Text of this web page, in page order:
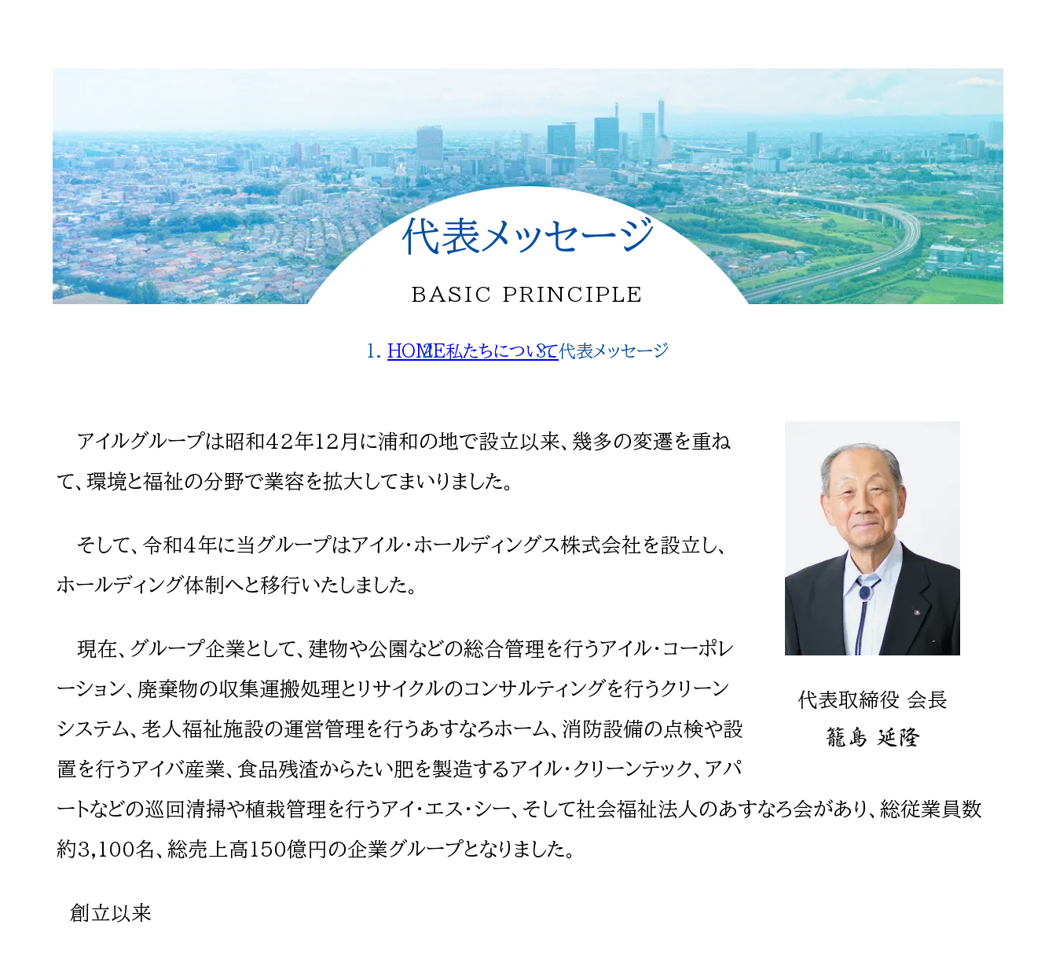
代表メッセージ
BASIC PRINCIPLE
HOME私たちについて代表メッセージ
代表取締役 会長
アイルグループは昭和42年12月に浦和の地で設立以来、幾多の変遷を重ね
て、環境と福祉の分野で業容を拡大してまいりました。
そして、令和4年に当グループはアイル・ホールディングス株式会社を設立し、
ホールディング体制へと移行いたしました。
現在、グループ企業として、建物や公園などの総合管理を行うアイル・コーポレ
ーション、廃棄物の収集運搬処理とリサイクルのコンサルティングを行うクリーン
システム、老人福祉施設の運営管理を行うあすなろホーム、消防設備の点検や設
置を行うアイバ産業、食品残渣からたい肥を製造するアイル・クリーンテック、アパ
ートなどの巡回清掃や植栽管理を行うアイ・エス・シー、そして社会福祉法人のあすなろ会があり、総従業員数
約3,100名、総売上高150億円の企業グループとなりました。
創立以来